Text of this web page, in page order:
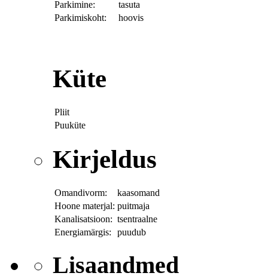
Parkimine:
tasuta
Parkimiskoht:
hoovis
Küte
Pliit
Puuküte
Kirjeldus
Omandivorm:
kaasomand
Hoone materjal: puitmaja
Kanalisatsioon: tsentraalne
Energiamärgis:
puudub
Lisaandmed